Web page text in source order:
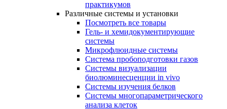
практикумов
Различные системы и установки
Посмотреть все товары
Гель- и хемидокументирующие
системы
Микрофлюидные системы
Система пробоподготовки газов
Системы визуализации
биолюминесценции in vivo
Системы изучения белков
Системы многопараметрического
анализа клеток